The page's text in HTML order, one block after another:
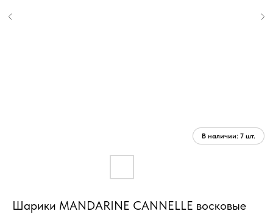
Шарики MANDARINE CANNELLE восковые